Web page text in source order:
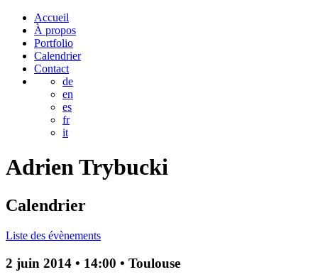
Accueil
À propos
Portfolio
Calendrier
Contact
de
en
es
fr
it
AdrienTrybucki
Calendrier
Liste des évènements
2 juin 2014 • 14:00 • Toulouse